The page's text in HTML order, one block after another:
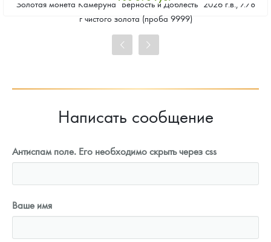
Золотая монета Камеруна "Верность и Доблесть" 2026 г.в., 7.78
г чистого золота (проба 9999)
Стандартная цена
Цена выкупа
Написать сообщение
Антиспам поле. Его необходимо скрыть через css
Ваше имя